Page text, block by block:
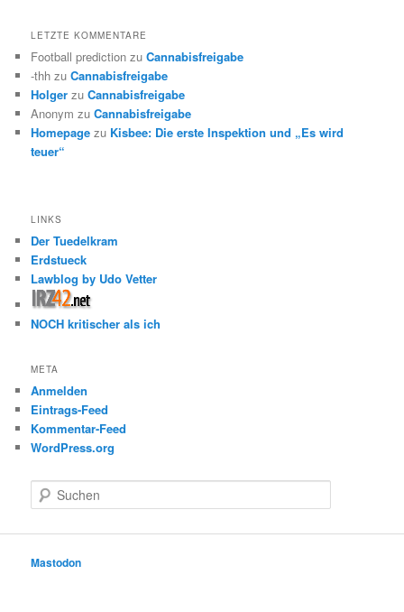
LETZTE KOMMENTARE
Football prediction zuCannabisfreigabe
-thh zuCannabisfreigabe
Holger zuCannabisfreigabe
Anonym zuCannabisfreigabe
Homepage zu Kisbee: Die erste Inspektion und „Es wird
teuer“
LINKS
Der Tuedelkram
Erdstueck
Lawblog by Udo Vetter
NOCH kritischer als ich
META
Anmelden
Eintrags-Feed
Kommentar-Feed
WordPress.org
u
e
Mastodon